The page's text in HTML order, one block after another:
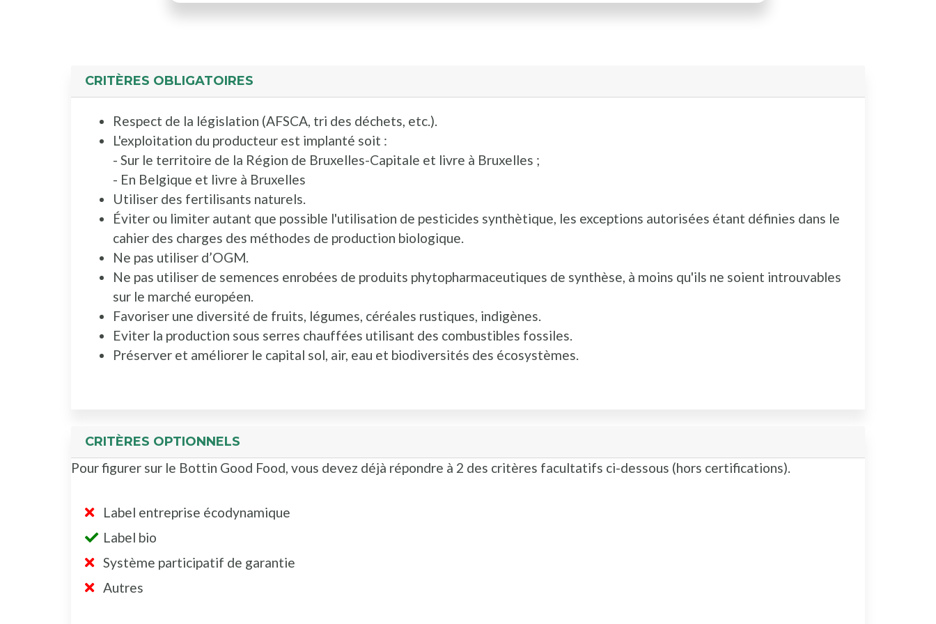
CRITÈRES OBLIGATOIRES
Respect de la législation (AFSCA, tri des déchets, etc.).
L'exploitation du producteur est implanté soit :
- Sur le territoire de la Région de Bruxelles-Capitale et livre à Bruxelles ;
- En Belgique et livre à Bruxelles
Utiliser des fertilisants naturels.
Éviter ou limiter autant que possible l'utilisation de pesticides synthètique, les exceptions autorisées étant définies dans le
cahier des charges des méthodes de production biologique.
Ne pas utiliser d’OGM.
Ne pas utiliser de semences enrobées de produits phytopharmaceutiques de synthèse, à moins qu'ils ne soient introuvables
sur le marché européen.
Favoriser une diversité de fruits, légumes, céréales rustiques, indigènes.
Eviter la production sous serres chauffées utilisant des combustibles fossiles.
Préserver et améliorer le capital sol, air, eau et biodiversités des écosystèmes.
CRITÈRES OPTIONNELS
Pour figurer sur le Bottin Good Food, vous devez déjà répondre à 2 des critères facultatifs ci-dessous (hors certifications).
Label entreprise écodynamique
Label bio
Système participatif de garantie
Autres